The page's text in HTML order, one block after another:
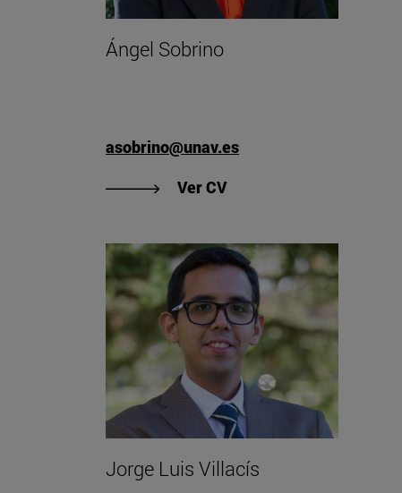
Ángel Sobrino
asobrino@unav.es
Ver CV"Ver CV de Ángel Sobrino"
Jorge Luis Villacís